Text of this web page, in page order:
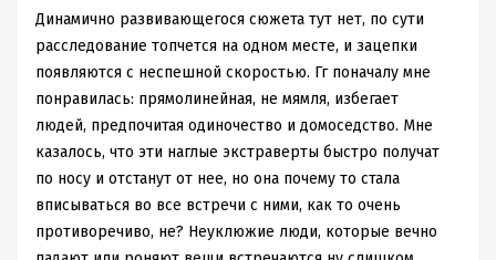
Динамично развивающегося сюжета тут нет, по сути
расследование топчется на одном месте, и зацепки
появляются с неспешной скоростью. Гг поначалу мне
понравилась: прямолинейная, не мямля, избегает
людей, предпочитая одиночество и домоседство. Мне
казалось, что эти наглые экстраверты быстро получат
по носу и отстанут от нее, но она почему то стала
вписываться во все встречи с ними, как то очень
противоречиво, не? Неуклюжие люди, которые вечно